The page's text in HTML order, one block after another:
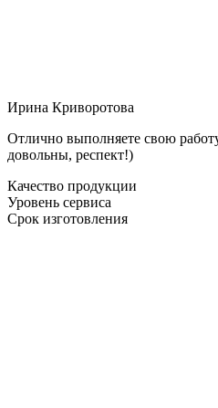
Ирина Криворотова
Отлично выполняете свою
довольны, респект!)
Качество продукции
Уровень сервиса
Срок изготовления